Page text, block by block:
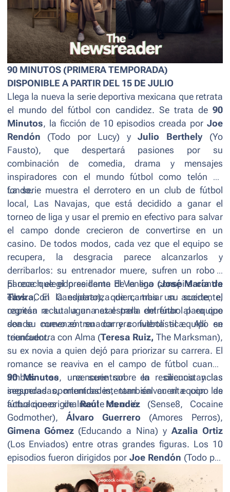
90 MINUTOS (PRIMERA TEMPORADA)
DISPONIBLE A PARTIR DEL 15 DE JULIO
Llega la nueva la serie deportiva mexicana que retrata
el mundo del fútbol con candidez. Se trata de 90
Minutos, la ficción de 10 episodios creada por Joe
Rendón (Todo por Lucy) y Julio Berthely (Yo
Fausto), que despertará pasiones por su
combinación de comedia, drama y mensajes
inspiradores con el mundo fútbol como telón de
fondo.
La serie muestra el derrotero en un club de fútbol
local, Las Navajas, que está decidido a ganar el
torneo de liga y usar el premio en efectivo para salvar
el campo donde crecieron de convertirse en un
casino. De todos modos, cada vez que el equipo se
recupera, la desgracia parece alcanzarlos y
derribarlos: su entrenador muere, sufren un robo y
parece que el presidente de la liga conspira contra
ellos. Con la esperanza de cambiar su suerte, el
capitán recluta a una ex estrella del fútbol para que
sea su nuevo entrenador y convierta al equipo en
triunfador.
El coach elegido se llama El Veneno (José María de
Tavira,El Candidato), quien, tras un accidente,
regresa a su lugar natal para entrenar al equipo
donde comenzó su carrera futbolística. Allí se
reencuentra con Alma (Teresa Ruiz, The Marksman),
su ex novia a quien dejó para priorizar su carrera. El
romance se reaviva en el campo de fútbol cuando
ambos se reencuentran en circunstancias
inesperadas, mientras intentan salvar al equipo de
fútbol que originalmente los unió.
90 Minutos, una serie sobre la resiliencia y las
segundas oportunidades, también cuenta con las
actuaciones deRaúl Mendez (Sense8, Cocaine
Godmother), Álvaro Guerrero (Amores Perros),
Gimena Gómez (Educando a Nina) y Azalia Ortiz
(Los Enviados) entre otras grandes figuras. Los 10
episodios fueron dirigidos por Joe Rendón (Todo por
( Asoleadas).